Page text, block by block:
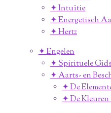
✦ Intuïtie
✦ Energetisch
✦ Hertz
✦ Engelen
✦ Spirituele
✦ Aarts- en
✦ De
✦ De